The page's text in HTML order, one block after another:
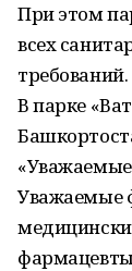
При этом
всех
требований.
В парке
Уважаемые